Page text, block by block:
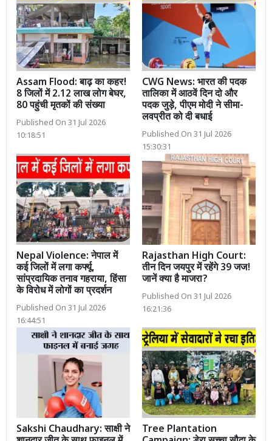
Assam Flood: बाढ़ का कहर!
8 जिलों में 2.12 लाख लोग बेघर,
80 पहुंची मृतकों की संख्या
Published On 31 Jul 2026
10:18:51
CWG News: भारत की पदक
तालिका में आठवें दिन दो और
पदक जुड़े, पीएम मोदी ने सीमा-
लवप्रीत को दी बधाई
Published On 31 Jul 2026
15:30:31
Nepal Violence: नेपाल में
कई जिलों में लगा कर्फ्यू,
सांप्रदायिक तनाव गहराया, हिंसा
के विरोध में लोगों का प्रदर्शन
Published On 31 Jul 2026
16:44:51
Rajasthan High Court:
तीन दिन जयपुर में रहेंगे 39 जज!
जानें क्या है माजरा?
Published On 31 Jul 2026
16:21:36
Sakshi Chaudhary: साक्षी ने
Tree Plantation